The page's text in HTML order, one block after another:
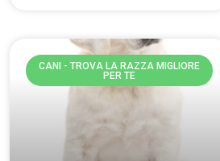
CANI - TROVA LA RAZZA MIGLIORE
PER TE